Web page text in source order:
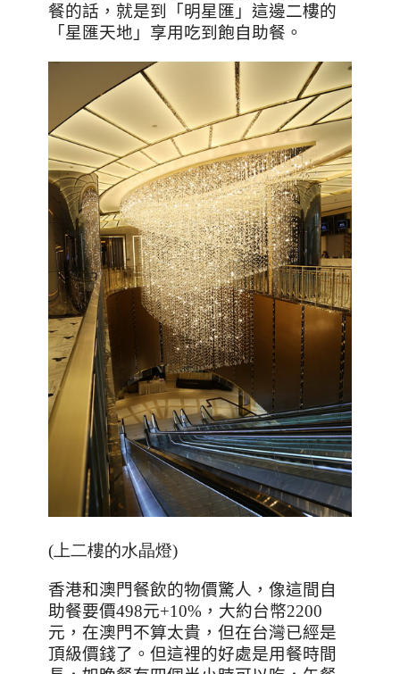
餐的話，就是到「明星匯」這邊二樓的
「星匯天地」享用吃到飽自助餐。
(上二樓的水晶燈)
香港和澳門餐飲的物價驚人，像這間自
助餐要價498元+10% ，大約台幣2200
元，在澳門不算太貴，但在台灣已經是
頂級價錢了。但這裡的好處是用餐時間